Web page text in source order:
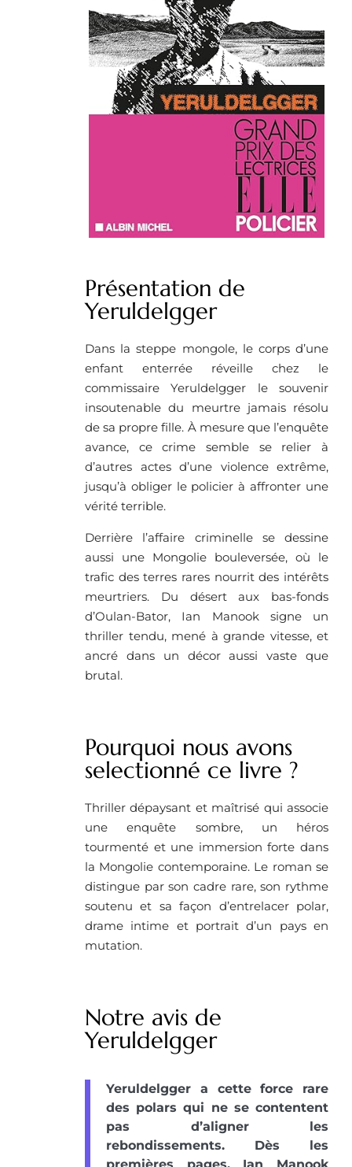
Présentation de
Yeruldelgger
Dans la steppe mongole, le corps d’une
enfant enterrée réveille chez le
commissaire Yeruldelgger le souvenir
insoutenable du meurtre jamais résolu
de sa propre fille. À mesure que l’enquête
avance, ce crime semble se relier à
d’autres actes d’une violence extrême,
jusqu’à obliger le policier à affronter une
vérité terrible.
Derrière l’affaire criminelle se dessine
aussi une Mongolie bouleversée, où le
trafic des terres rares nourrit des intérêts
meurtriers. Du désert aux bas-fonds
d’Oulan-Bator, Ian Manook signe un
thriller tendu, mené à grande vitesse, et
ancré dans un décor aussi vaste que
brutal.
Pourquoi nous avons
selectionné ce livre ? ​
Thriller dépaysant et maîtrisé qui associe
une enquête sombre, un héros
tourmenté et une immersion forte dans
la Mongolie contemporaine. Le roman se
distingue par son cadre rare, son rythme
soutenu et sa façon d’entrelacer polar,
drame intime et portrait d’un pays en
mutation.
Notre avis de
Yeruldelgger
Yeruldelgger a cette force rare
des polars qui ne se contentent
pas d’aligner les
rebondissements. Dès les